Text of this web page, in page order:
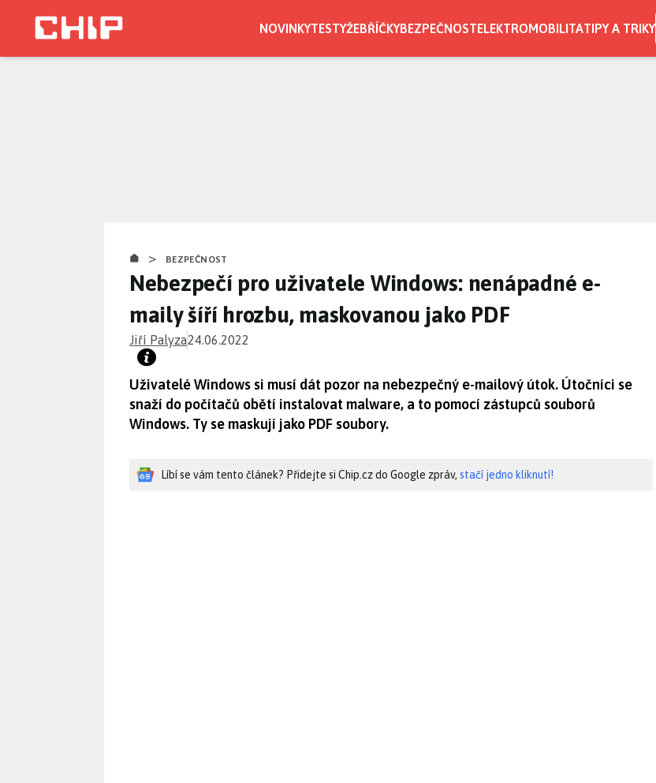
NOVINKYTESTYŽEBŘÍČKYBEZPEČNOSTELEKTROMOBILITATIPY A TRIKY
> BEZPEČNOST
Nebezpečí pro uživatele Windows: nenápadné e-
maily šíří hrozbu, maskovanou jako PDF
Jiří Palyza24.06.2022
Uživatelé Windows si musí dát pozor na nebezpečný e-mailový útok. Útočníci se
snaží do počítačů obětí instalovat malware, a to pomocí zástupců souborů
Windows. Ty se maskují jako PDF soubory.
Líbí se vám tento článek? Přidejte si Chip.cz do Google zpráv, stačí jedno kliknutí!